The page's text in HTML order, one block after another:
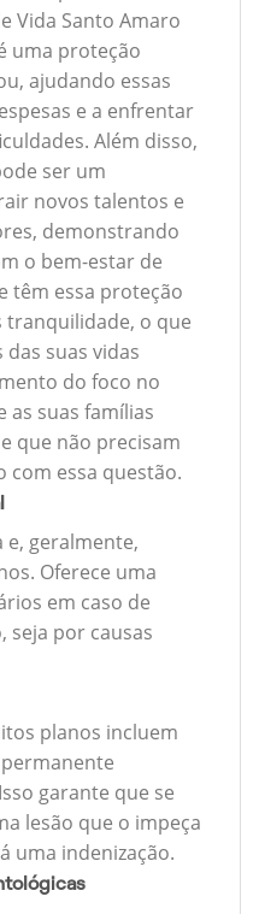
Vida Santo Amaro
uma proteção
ajudando essas
e a enfrentar
Além disso,
ser um
novos talentos e
demonstrando
o bem-estar de
têm essa proteção
tranquilidade, o que
suas vidas
do foco no
as suas famílias
que não precisam
com essa questão.
e, geralmente,
Oferece uma
em caso de
seja por causas
planos incluem
garante que se
lesão que o impeça
uma indenização.